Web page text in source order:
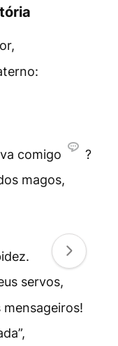
comigo ?
magos,
servos,